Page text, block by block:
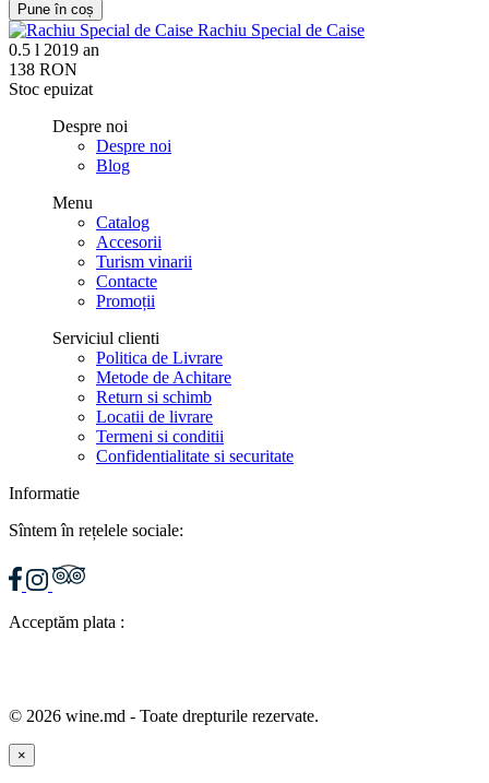
Pune în coș
Rachiu Special de Caise
0.5 l 2019 an
138 RON
Stoc epuizat
Despre noi
Despre noi
Blog
Menu
Catalog
Accesorii
Turism vinarii
Contacte
Promoții
Serviciul clienti
Politica de Livrare
Metode de Achitare
Return si schimb
Locatii de livrare
Termeni si conditii
Confidentialitate si securitate
Informatie
Sîntem în rețelele sociale:
Acceptăm plata :
© 2026 wine.md - Toate drepturile rezervate.
×